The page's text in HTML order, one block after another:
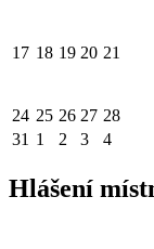
17 18 19 20 21
24 25 26 27 28
31 1 2 3 4
Hlášení